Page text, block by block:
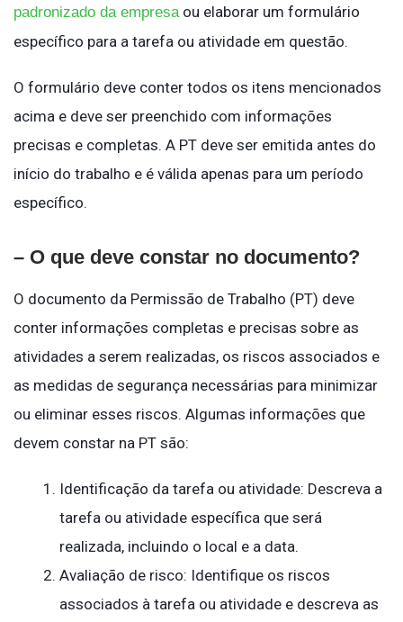
padronizado da empresa ou elaborar um formulário
específico para a tarefa ou atividade em questão.
O formulário deve conter todos os itens mencionados
acima e deve ser preenchido com informações
precisas e completas. A PT deve ser emitida antes do
início do trabalho e é válida apenas para um período
específico.
– O que deve constar no documento?
O documento da Permissão de Trabalho (PT) deve
conter informações completas e precisas sobre as
atividades a serem realizadas, os riscos associados e
as medidas de segurança necessárias para minimizar
ou eliminar esses riscos. Algumas informações que
devem constar na PT são:
Identificação da tarefa ou atividade: Descreva a
tarefa ou atividade específica que será
realizada, incluindo o local e a data.
Avaliação de risco: Identifique os riscos
associados à tarefa ou atividade e descreva as